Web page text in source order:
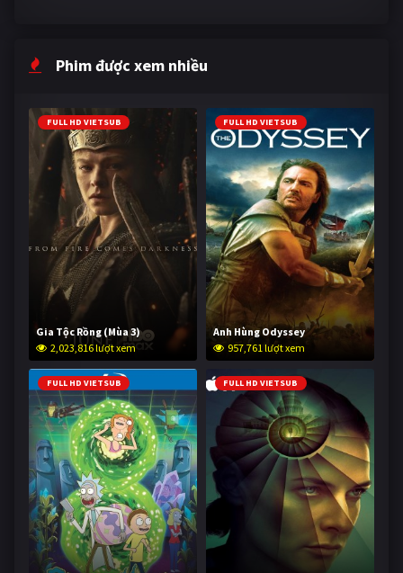
Phim được xem nhiều
FULL HD VIETSUB
Gia Tộc Rồng (Mùa 3)
2,023,816 lượt xem
FULL HD VIETSUB
Anh Hùng Odyssey
957,761 lượt xem
FULL HD VIETSUB FULL HD VIETSUB